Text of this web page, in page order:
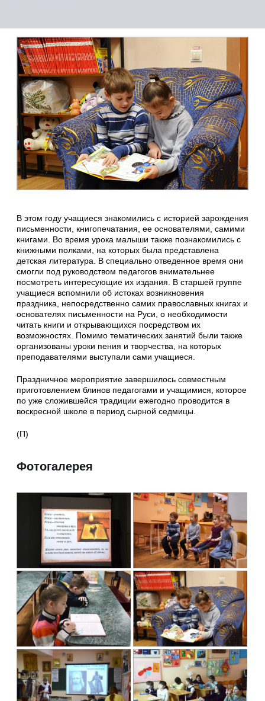
В этом году учащиеся знакомились с историей зарождения
письменности, книгопечатания, ее основателями, самими
книгами. Во время урока малыши также познакомились с
книжными полками, на которых была представлена
детская литература. В специально отведенное время они
смогли под руководством педагогов внимательнее
посмотреть интересующие их издания. В старшей группе
учащиеся вспомнили об истоках возникновения
праздника, непосредственно самих православных книгах и
основателях письменности на Руси, о необходимости
читать книги и открывающихся посредством их
возможностях. Помимо тематических занятий были также
организованы уроки пения и творчества, на которых
преподавателями выступали сами учащиеся.
Праздничное мероприятие завершилось совместным
приготовлением блинов педагогами и учащимися, которое
по уже сложившейся традиции ежегодно проводится в
воскресной школе в период сырной седмицы.
(П)
Фотогалерея